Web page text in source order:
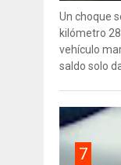
Un choque
kilómetro
vehículo
saldo solo
7